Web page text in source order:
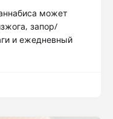
может
запор/
и ежедневный